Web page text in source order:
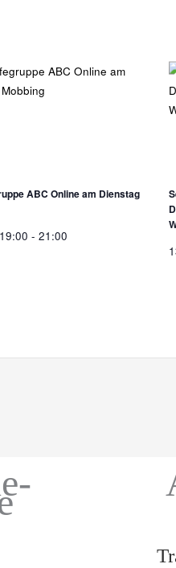
ABC Online am Dienstag
- 21:00